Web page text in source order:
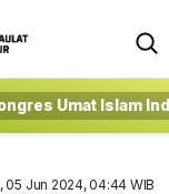
Umat Islam
05 Jun 2024, 04:44 WIB